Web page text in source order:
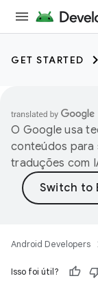
GET STARTED
O Google usa
conteúdos para
traduções com
Android Developers
Isso foi útil?